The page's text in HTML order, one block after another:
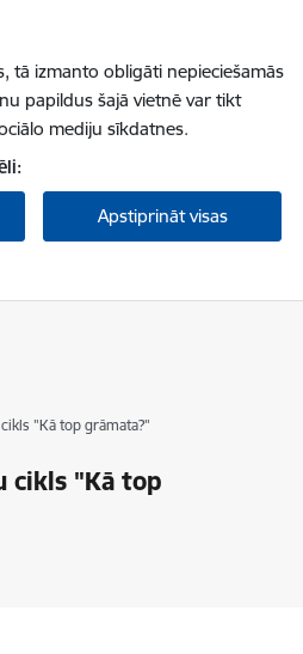
tā izmanto obligāti nepieciešamās
papildus šajā vietnē var tikt
mediju sīkdatnes.
Apstiprināt visas
"Kā top grāmata?"
cikls "Kā top